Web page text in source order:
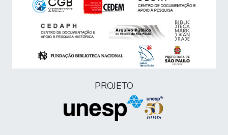
PROJETO